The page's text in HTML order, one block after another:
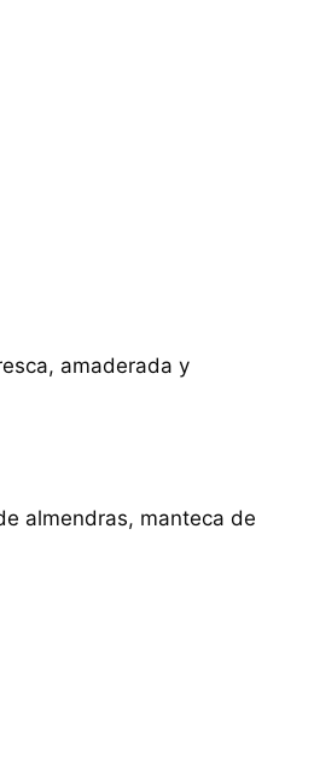
amaderada y
almendras, manteca de